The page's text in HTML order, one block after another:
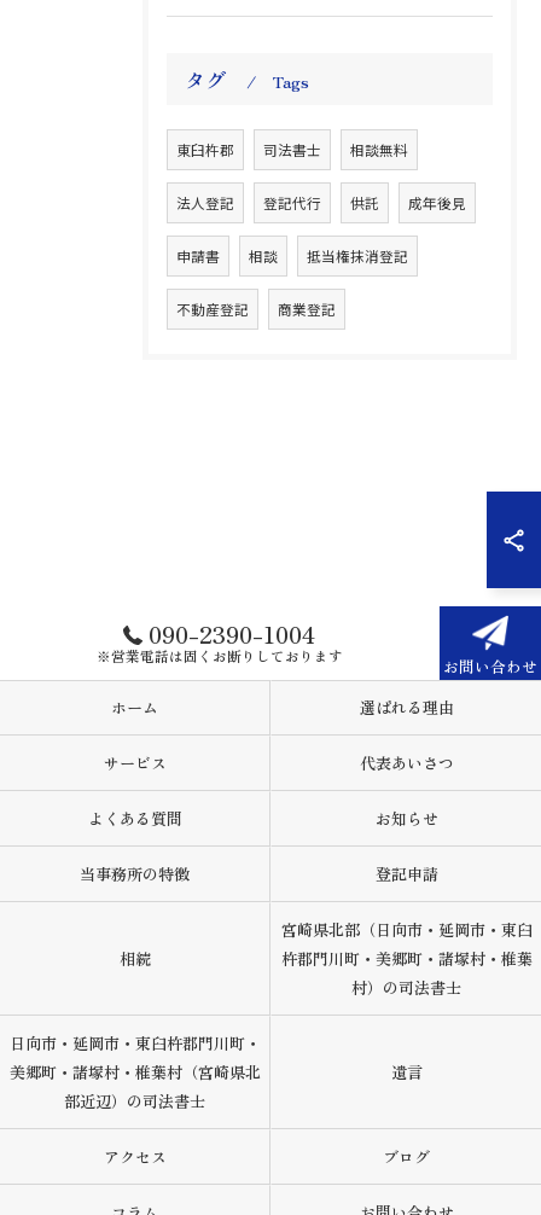
タグ Tags
東臼杵郡 司法書士 相談無料
法人登記 登記代行 供託 成年後見
申請書 相談 抵当権抹消登記
不動産登記 商業登記
090-2390-1004
※営業電話は固くお断りしております
お問い合わせ
ホーム
選ばれる理由
サービス 代表あいさつ
よくある質問 お知らせ
当事務所の特徴 登記申請
相続
宮崎県北部（日向市・延岡市・東臼
杵郡門川町・美郷町・諸塚村・椎葉
村）の司法書士
日向市・延岡市・東臼杵郡門川町・
美郷町・諸塚村・椎葉村（宮崎県北
部近辺）の司法書士
遺言
アクセス ブログ